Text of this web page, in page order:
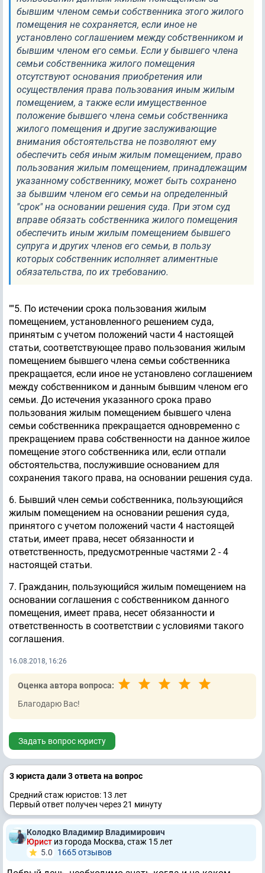
бывшим членом семьи собственника этого жилого
помещения не сохраняется, если иное не
установлено соглашением между собственником и
бывшим членом его семьи. Если у бывшего члена
семьи собственника жилого помещения
отсутствуют основания приобретения или
осуществления права пользования иным жилым
помещением, а также если имущественное
положение бывшего члена семьи собственника
жилого помещения и другие заслуживающие
внимания обстоятельства не позволяют ему
обеспечить себя иным жилым помещением, право
пользования жилым помещением, принадлежащим
указанному собственнику, может быть сохранено
за бывшим членом его семьи на определенный
"срок" на основании решения суда. При этом суд
вправе обязать собственника жилого помещения
обеспечить иным жилым помещением бывшего
супруга и других членов его семьи, в пользу
которых собственник исполняет алиментные
обязательства, по их требованию.
""5. По истечении срока пользования жилым
помещением, установленного решением суда,
принятым с учетом положений части 4 настоящей
статьи, соответствующее право пользования жилым
помещением бывшего члена семьи собственника
прекращается, если иное не установлено соглашением
между собственником и данным бывшим членом его
семьи. До истечения указанного срока право
пользования жилым помещением бывшего члена
семьи собственника прекращается одновременно с
прекращением права собственности на данное жилое
помещение этого собственника или, если отпали
обстоятельства, послужившие основанием для
сохранения такого права, на основании решения суда.
6. Бывший член семьи собственника, пользующийся
жилым помещением на основании решения суда,
принятого с учетом положений части 4 настоящей
статьи, имеет права, несет обязанности и
ответственность, предусмотренные частями 2 - 4
настоящей статьи.
7. Гражданин, пользующийся жилым помещением на
основании соглашения с собственником данного
помещения, имеет права, несет обязанности и
ответственность в соответствии с условиями такого
соглашения.
16.08.2018, 16:26
Оценка автора вопроса:
Благодарю Вас!
Задать вопрос юристу
3 юристa дали 3 ответa на вопрос
Средний стаж юристов: 13 лет
Первый ответ получен через 21 минуту
Колодко Владимир Владимирович
Юрист из города Москва, стаж 15 лет
5.0
1665 отзывов